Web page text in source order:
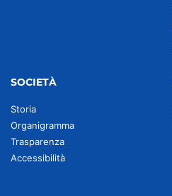
SOCIETÀ
Storia
Organigramma
Trasparenza
Accessibilità